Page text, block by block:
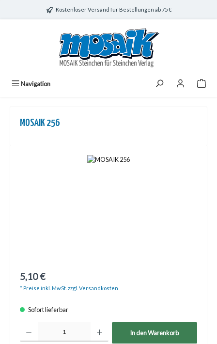
Zum Hauptinhalt springenKostenloser Versand für Bestellungen ab 75 €
Navigation
MOSAIK 256
Bildergalerie überspringen
5,10 €
* Preise inkl. MwSt. zzgl. Versandkosten
Sofort lieferbar
In den Warenkorb